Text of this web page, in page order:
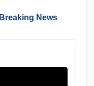
Breaking News